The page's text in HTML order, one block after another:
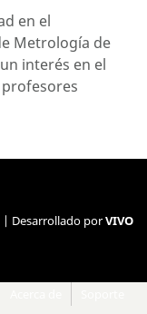
en el
Metrología de
interés en el
| Desarrollado porVIVO